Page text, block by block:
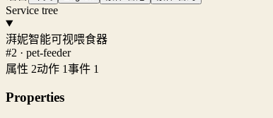
Service tree
湃妮智能可视喂食器
#2 · pet-feeder
属性 2动作 1事件 1
Properties